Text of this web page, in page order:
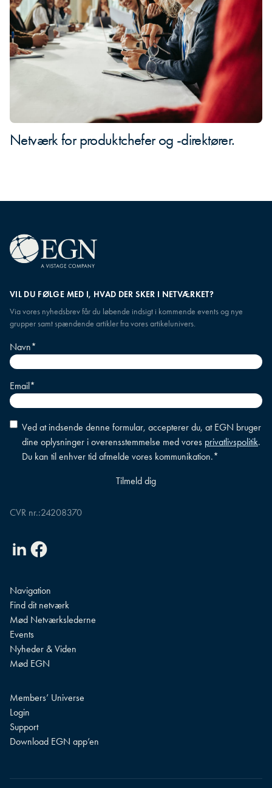
Netværk for produktchefer og -direktører.
VIL DU FØLGE MED I, HVAD DER SKER I NETVÆRKET?
Via vores nyhedsbrev får du løbende indsigt i kommende events og nye
grupper samt spændende artikler fra vores artikelunivers.
Navn*
Email*
Accepter
betingelser*
Ved at indsende denne formular, accepterer du, at EGN bruger
dine oplysninger i overensstemmelse med vores privatlivspolitik.
Du kan til enhver tid afmelde vores kommunikation.*
CVR nr.:24208370
LinkedinFacebook
Navigation
Find dit netværk
Mød Netværkslederne
Events
Nyheder & Viden
Mød EGN
Members’ Universe
Login
Support
Download EGN app’en